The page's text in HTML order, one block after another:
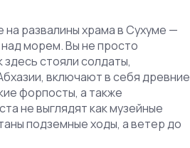
развалины храма в Сухуме —
морем. Вы не просто
стояли солдаты,
,включают в себя древние
форпосты, а также
не выглядят как музейные
подземные ходы, а ветер до